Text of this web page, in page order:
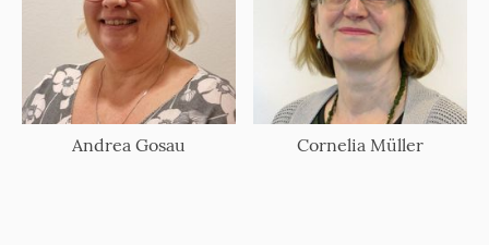
Andrea Gosau Cornelia Müller